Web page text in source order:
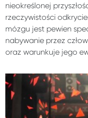
nieokreślonej
rzeczywistości
mózgu jest pewien
nabywanie przez
oraz warunkuje jego